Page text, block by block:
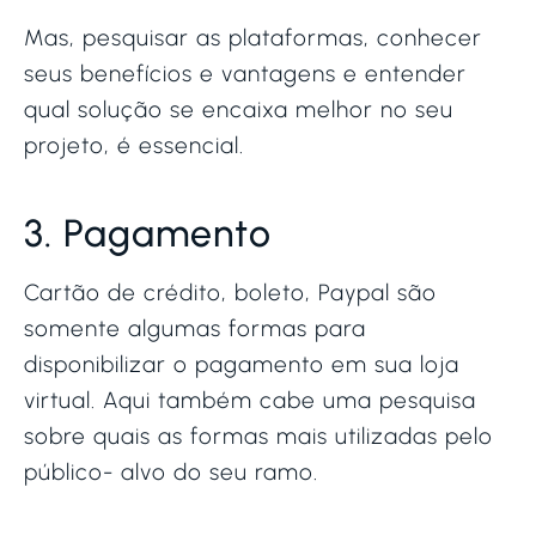
Mas, pesquisar as plataformas, conhecer
seus benefícios e vantagens e entender
qual solução se encaixa melhor no seu
projeto, é essencial.
3. Pagamento
Cartão de crédito, boleto, Paypal são
somente algumas formas para
disponibilizar o pagamento em sua loja
virtual. Aqui também cabe uma pesquisa
sobre quais as formas mais utilizadas pelo
público- alvo do seu ramo.